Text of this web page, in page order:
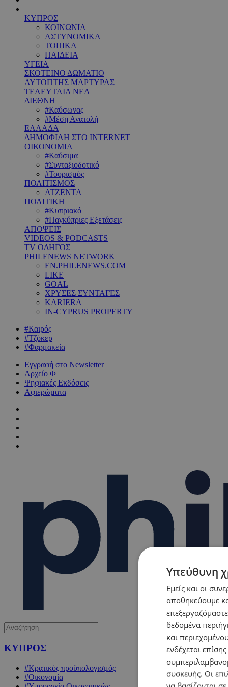
ΚΥΠΡΟΣ
ΚΟΙΝΩΝΙΑ
ΑΣΤΥΝΟΜΙΚΑ
ΤΟΠΙΚΑ
ΠΑΙΔΕΙΑ
ΥΓΕΙΑ
ΣΚΟΤΕΙΝΟ ΔΩΜΑΤΙΟ
ΑΥΤΟΠΤΗΣ ΜΑΡΤΥΡΑΣ
ΤΕΛΕΥΤΑΙΑ ΝΕΑ
ΔΙΕΘΝΗ
#Καύσωνας
#Μέση Ανατολή
ΕΛΛΑΔΑ
ΔΗΜΟΦΙΛΗ ΣΤΟ INTERNET
ΟΙΚΟΝΟΜΙΑ
#Καύσιμα
#Συνταξιοδοτικό
#Τουρισμός
ΠΟΛΙΤΙΣΜΟΣ
ΑΤΖΕΝΤΑ
ΠΟΛΙΤΙΚΗ
#Κυπριακό
#Παγκύπριες Εξετάσεις
ΑΠΟΨΕΙΣ
VIDEOS & PODCASTS
TV ΟΔΗΓΟΣ
PHILENEWS NETWORK
EN.PHILENEWS.COM
LIKE
GOAL
ΧΡΥΣΕΣ ΣΥΝΤΑΓΕΣ
KARIERA
IN-CYPRUS PROPERTY
#Καιρός
#Τζόκερ
#Φαρμακεία
Εγγραφή στο Newsletter
Αρχείο Φ
Ψηφιακές Εκδόσεις
Αφιερώματα
ΚΥΠΡΟΣ
#Κρατικός προϋπολογισμός
#Οικονομία
Υπεύθυνη
Εμείς και οι
αποθηκεύουμε
δεδομένα
και
ενδέχεται
συσκευής. Οι